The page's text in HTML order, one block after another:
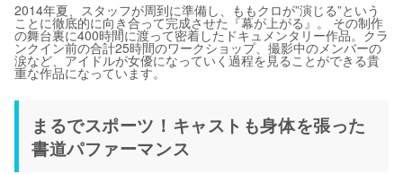
2014年夏、スタッフが周到に準備し、ももクロが”演じる”という
ことに徹底的に向き合って完成させた『幕が上がる』。 その制作
の舞台裏に400時間に渡って密着したドキュメンタリー作品。クラ
ンクイン前の合計25時間のワークショップ、撮影中のメンバーの
涙など、アイドルが女優になっていく過程を見ることができる貴
重な作品になっています。
まるでスポーツ！キャストも身体を張った
書道パファーマンス